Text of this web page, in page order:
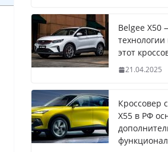
Belgee X50
технологии
этот
21.04.2025
Кроссовер
X55 в РФ